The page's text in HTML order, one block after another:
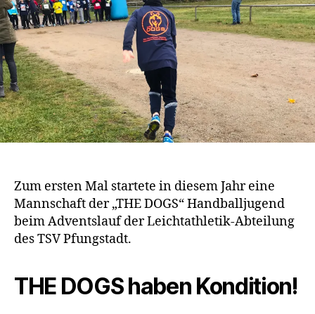
Zum ersten Mal startete in diesem Jahr eine
Mannschaft der „THE DOGS“ Handballjugend
beim Adventslauf der Leichtathletik-Abteilung
des TSV Pfungstadt.
THE DOGS haben Kondition!